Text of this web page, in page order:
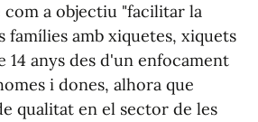
com a objectiu "facilitar la
famílies amb xiquetes, xiquets
14 anys des d'un enfocament
i dones, alhora que
qualitat en el sector de les